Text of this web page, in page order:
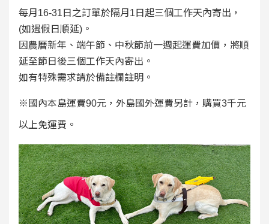
每月16-31日之訂單於隔月1日起三個工作天內寄出，
(如遇假日順延)。
因農曆新年、端午節、中秋節前一週起運費加價，將順
延至節日後三個工作天內寄出。
如有特殊需求請於備註欄註明。
※國內本島運費90元，外島國外運費另計，購買3千元
以上免運費。